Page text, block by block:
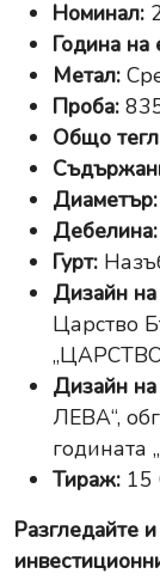
Номинал:
Година на
Метал:
Проба:
Общо
Диаметър:
Дебелина:
Гурт:
Дизайн на
Царство
Дизайн на
ЛЕВА“,
годината
Тираж: 15
Разгледайте